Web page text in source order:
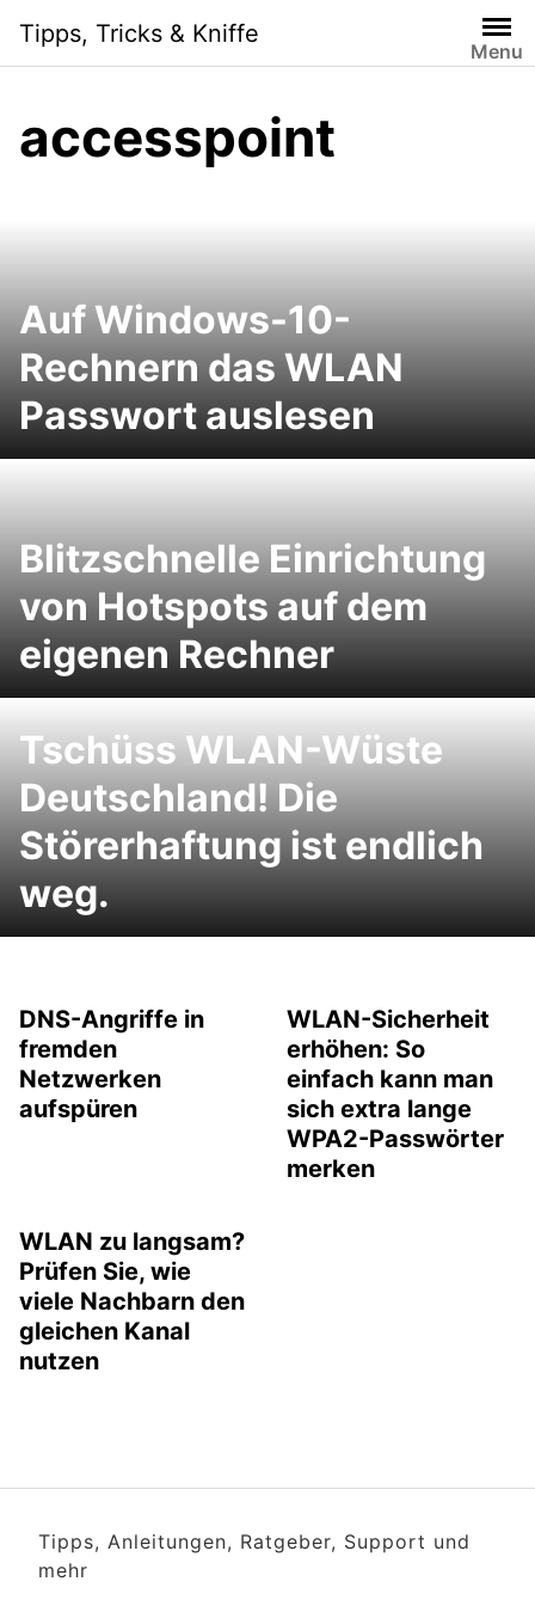
content
Tipps, Tricks & Kniffe
Menu
accesspoint
Auf Windows-10-
Rechnern das WLAN
Passwort auslesen
Blitzschnelle Einrichtung
von Hotspots auf dem
eigenen Rechner
Tschüss WLAN-Wüste
Deutschland! Die
Störerhaftung ist endlich
weg.
DNS-Angriffe in
fremden
Netzwerken
aufspüren
WLAN-Sicherheit
erhöhen: So
einfach kann man
sich extra lange
WPA2-Passwörter
merken
WLAN zu langsam?
Prüfen Sie, wie
viele Nachbarn den
gleichen Kanal
nutzen
Tipps, Anleitungen, Ratgeber, Support und
mehr